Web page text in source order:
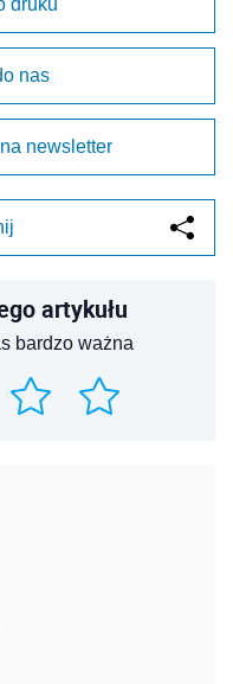
druku
nas
newsletter
artykułu
bardzo ważna